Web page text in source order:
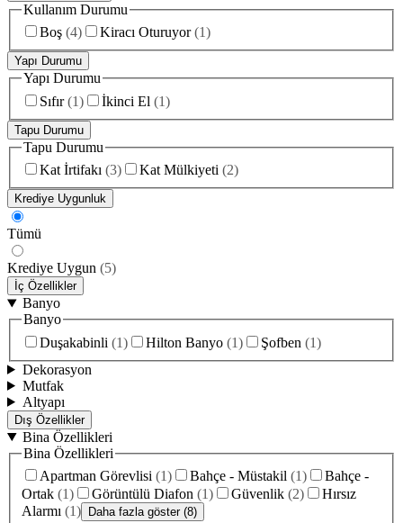
Kullanım Durumu
Boş (4) Kiracı Oturuyor (1)
Yapı Durumu
Yapı Durumu
Sıfır (1) İkinci El (1)
Tapu Durumu
Tapu Durumu
Kat İrtifakı (3) Kat Mülkiyeti (2)
Krediye Uygunluk
Tümü
Krediye Uygun (5)
İç Özellikler
Banyo
Banyo
Duşakabinli (1) Hilton Banyo (1) Şofben (1)
Dekorasyon
Mutfak
Altyapı
Dış Özellikler
Bina Özellikleri
Bina Özellikleri
Apartman Görevlisi (1) Bahçe - Müstakil (1)
Bahçe -
Ortak (1) Görüntülü Diafon (1) Güvenlik (2)
Hırsız
Alarmı (1) Daha fazla göster (8)